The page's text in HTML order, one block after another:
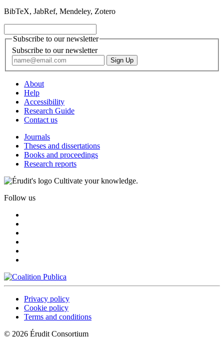
BibTeX, JabRef, Mendeley, Zotero
Subscribe to our newsletter
Subscribe to our newsletter
About
Help
Accessibility
Research Guide
Contact us
Journals
Theses and dissertations
Books and proceedings
Research reports
Cultivate your knowledge.
Follow us
Privacy policy
Cookie policy
Terms and conditions
© 2026 Érudit Consortium